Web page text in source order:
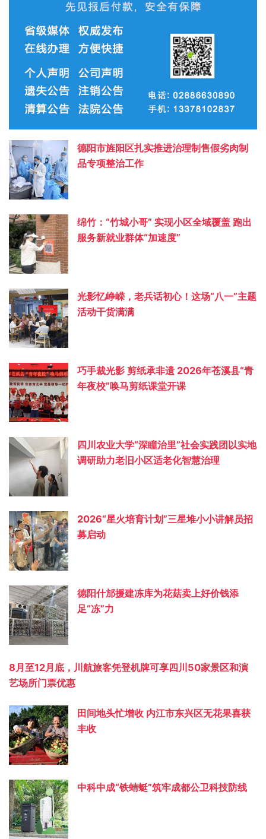
德阳市旌阳区扎实推进治理制售假劣肉制
品专项整治工作
绵竹：“竹城小哥” 实现小区全域覆盖 跑出
服务新就业群体“加速度”
光影忆峥嵘，老兵话初心！这场“八一”主题
活动干货满满
巧手裁光影 剪纸承非遗 2026年苍溪县“青
年夜校”唤马剪纸课堂开课
四川农业大学“深瞳治里”社会实践团以实地
调研助力老旧小区适老化智慧治理
2026“星火培育计划”三星堆小小讲解员招
募启动
德阳什邡援建冻库为花菇卖上好价钱添
足“冻”力
8月至12月底，川航旅客凭登机牌可享四川50家景区和演
艺场所门票优惠
田间地头忙增收 内江市东兴区无花果喜获
丰收
中科中成“铁蜻蜓”筑牢成都公卫科技防线